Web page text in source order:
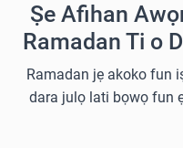
Ṣe Afihan
Ramadan Ti o
Ramadan jẹ akoko fun
dara julọ lati bọwọ fun